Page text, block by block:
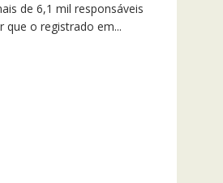
de 6,1 mil responsáveis
o registrado em...